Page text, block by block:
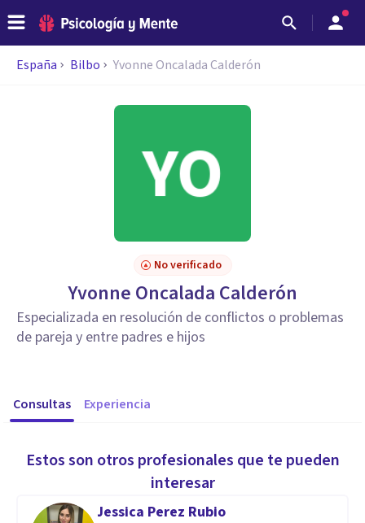
España Bilbo Yvonne Oncalada Calderón
No verificado
Yvonne Oncalada Calderón
Especializada en resolución de conflictos o problemas
de pareja y entre padres e hijos
Consultas Experiencia
Estos son otros profesionales que te pueden
interesar
Jessica Perez Rubio